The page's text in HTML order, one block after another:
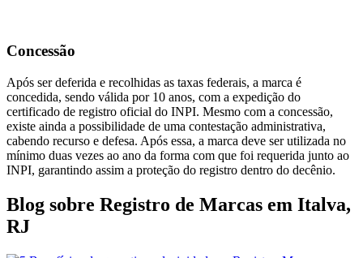
Concessão
Após ser deferida e recolhidas as taxas federais, a marca é
concedida, sendo válida por 10 anos, com a expedição do
certificado de registro oficial do INPI. Mesmo com a concessão,
existe ainda a possibilidade de uma contestação administrativa,
cabendo recurso e defesa. Após essa, a marca deve ser utilizada no
mínimo duas vezes ao ano da forma com que foi requerida junto ao
INPI, garantindo assim a proteção do registro dentro do decênio.
Blog sobre Registro de Marcas em Italva,
RJ